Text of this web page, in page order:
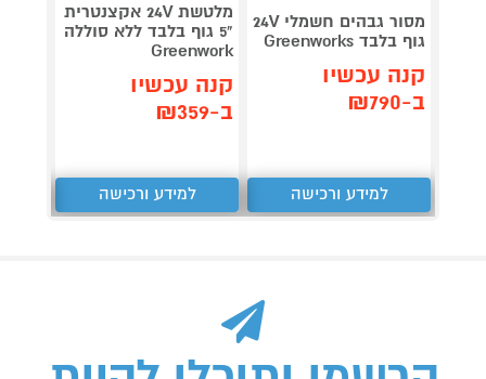
מסור גבהים חשמלי 24V
גוף בלבד Greenworks
קנה עכשיו
ב-₪790
למידע ורכישה
מלטשת 24V אקצנטרית
"5 גוף בלבד ללא סוללה
Greenwork
קנה עכשיו
ב-₪359
למידע ורכישה